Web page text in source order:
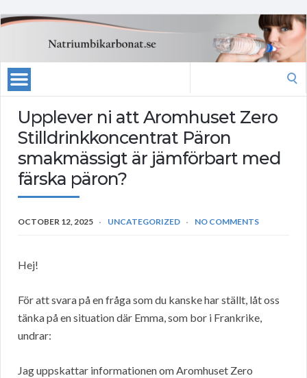
Upplever ni att Aromhuset Zero
Stilldrinkkoncentrat Päron
smakmässigt är jämförbart med
färska päron?
OCTOBER 12, 2025 UNCATEGORIZED NO COMMENTS
Hej!
För att svara på en fråga som du kanske har ställt, låt oss
tänka på en situation där Emma, som bor i Frankrike,
undrar:
Jag uppskattar informationen om Aromhuset Zero